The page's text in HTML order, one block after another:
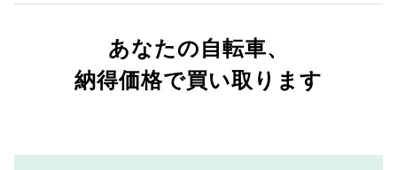
あなたの自転車、
納得価格で買い取ります